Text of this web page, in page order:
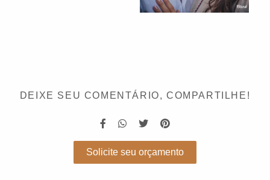
DEIXE SEU COMENTÁRIO, COMPARTILHE!
Solicite seu orçamento